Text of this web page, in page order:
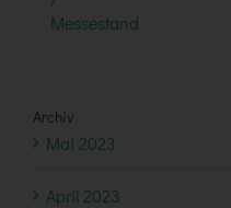
Archiv
Mai 2023
April 2023